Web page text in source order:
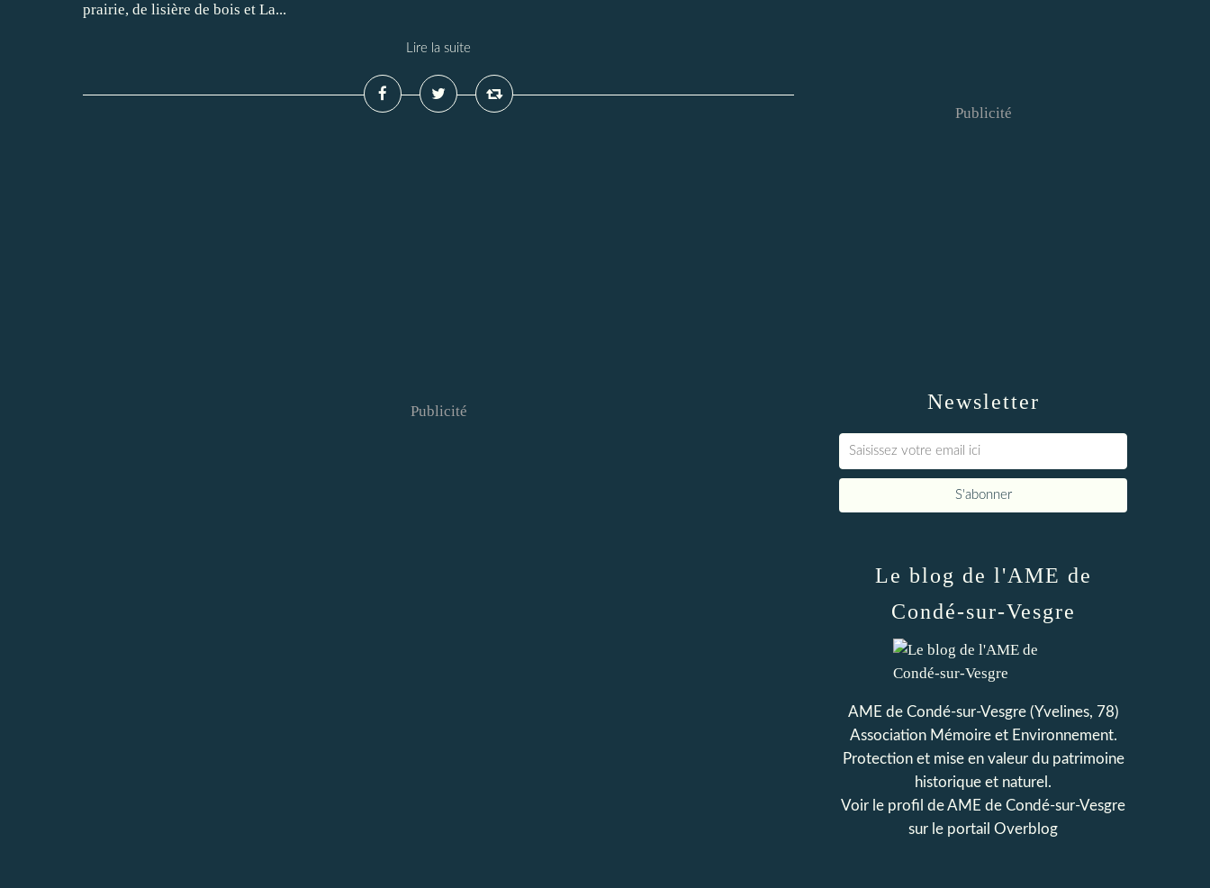
prairie, de lisière de bois et La...
Lire la suite
Publicité Newsletter
Publicité
Le blog de l'AME de
Condé-sur-Vesgre
AME de Condé-sur-Vesgre (Yvelines, 78)
Association Mémoire et Environnement.
Protection et mise en valeur du patrimoine
historique et naturel.
Voir le profil deAME de Condé-sur-Vesgre
sur le portail Overblog